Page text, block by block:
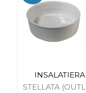
INSALATIERA
STELLATA